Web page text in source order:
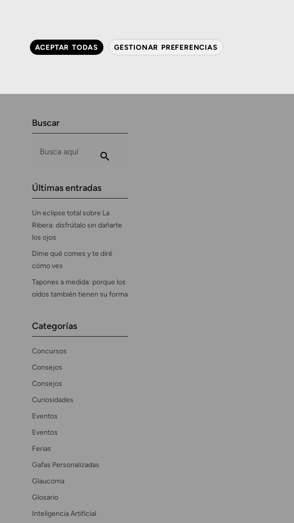
Contactología avanzada Audiología Gafas y mucho más
Buscar
Últimas entradas
Un eclipse total sobre La
Ribera: disfrútalo sin dañarte
los ojos
Dime qué comes y te diré
cómo ves
Tapones a medida: porque los
oídos también tienen su forma
Categorías
Concursos
Consejos
Consejos
Curiosidades
Eventos
Eventos
Ferias
Gafas Personalizadas
Glaucoma
Glosario
Inteligencia Artificial
ACEPTAR TODAS GESTIONAR PREFERENCIAS